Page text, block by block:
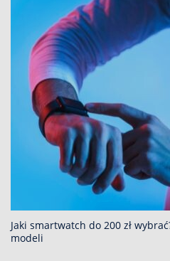
Jaki smartwatch do 200 zł
modeli